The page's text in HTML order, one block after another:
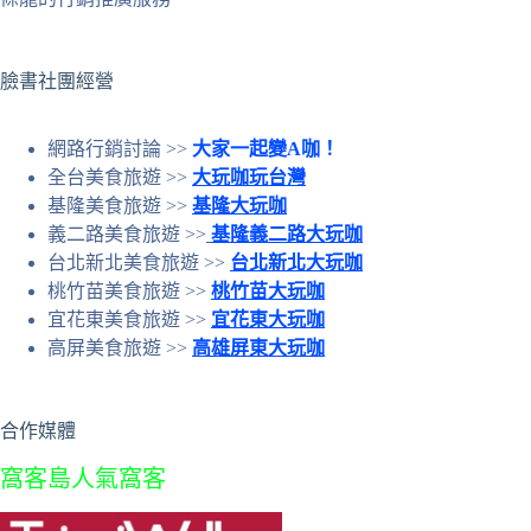
的
果
臉書社團經營
網路行銷討論 >> 大家一起變A咖！
全台美食旅遊 >> 大玩咖玩台灣
基隆美食旅遊 >> 基隆大玩咖
義二路美食旅遊 >> 基隆義二路大玩咖
台北新北美食旅遊 >> 台北新北大玩咖
桃竹苗美食旅遊 >> 桃竹苗大玩咖
宜花東美食旅遊 >> 宜花東大玩咖
高屏美食旅遊 >> 高雄屏東大玩咖
合作媒體
窩客島人氣窩客